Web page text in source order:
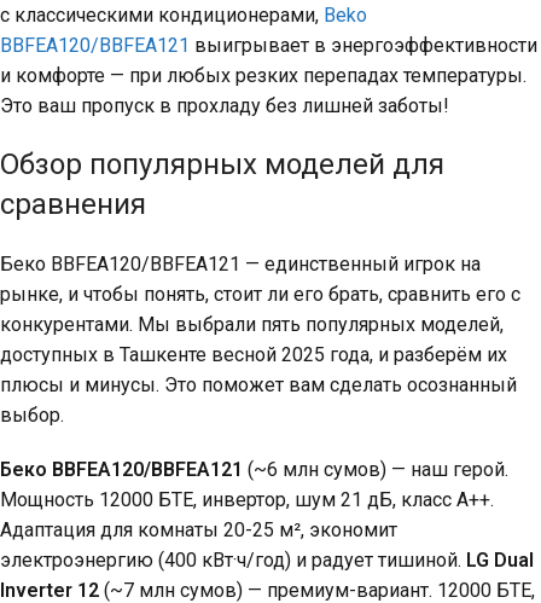
с классическими кондиционерами, Beko
BBFEA120/BBFEA121 выигрывает в энергоэффективности
и комфорте — при любых резких перепадах температуры.
Это ваш пропуск в прохладу без лишней заботы!
Обзор популярных моделей для
сравнения
Беко BBFEA120/BBFEA121 — единственный игрок на
рынке, и чтобы понять, стоит ли его брать, сравнить его с
конкурентами. Мы выбрали пять популярных моделей,
доступных в Ташкенте весной 2025 года, и разберём их
плюсы и минусы. Это поможет вам сделать осознанный
выбор.
Беко BBFEA120/BBFEA121 (~6 млн сумов) — наш герой.
Мощность 12000 БТЕ, инвертор, шум 21 дБ, класс А++.
Адаптация для комнаты 20-25 м², экономит
электроэнергию (400 кВт·ч/год) и радует тишиной. LG Dual
Inverter 12 (~7 млн ​​сумов) — премиум-вариант. 12000 БТЕ,